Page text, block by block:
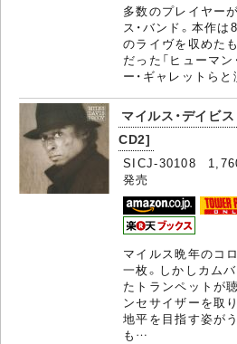
多数のプレイヤー
ス・バンド。本作
のライヴを収めた
だった「ヒューマン
ー・ギャレットら
マイルス・デイビ
CD2]
SICJ-30108 1,760
発売
マイルス晩年のコ
一枚。しかしカム
たトランペットが
ンセサイザーを取
地平を目指す姿が
も…